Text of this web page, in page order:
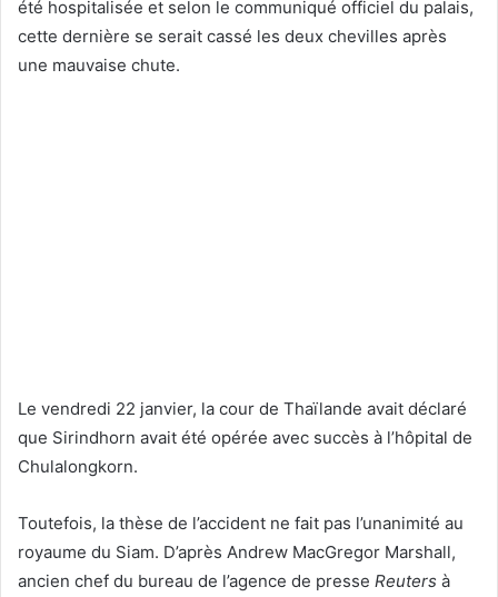
été hospitalisée et selon le communiqué officiel du palais,
cette dernière se serait cassé les deux chevilles après
une mauvaise chute.
Le vendredi 22 janvier, la cour de Thaïlande avait déclaré
que Sirindhorn avait été opérée avec succès à l’hôpital de
Chulalongkorn.
Toutefois, la thèse de l’accident ne fait pas l’unanimité au
royaume du Siam. D’après Andrew MacGregor Marshall,
ancien chef du bureau de l’agence de presse Reuters à